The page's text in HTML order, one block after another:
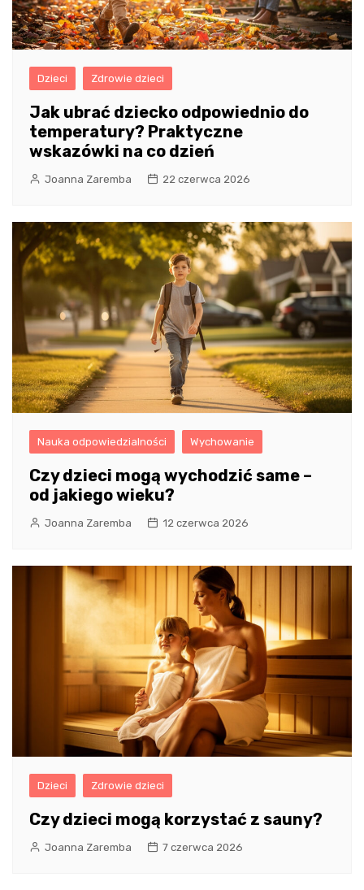
Dzieci Zdrowie dzieci
Jak ubrać dziecko odpowiednio do
temperatury? Praktyczne
wskazówki na co dzień
Joanna Zaremba 22 czerwca 2026
Nauka odpowiedzialności Wychowanie
Czy dzieci mogą wychodzić same –
od jakiego wieku?
Joanna Zaremba 12 czerwca 2026
Dzieci Zdrowie dzieci
Czy dzieci mogą korzystać z sauny?
Joanna Zaremba 7 czerwca 2026